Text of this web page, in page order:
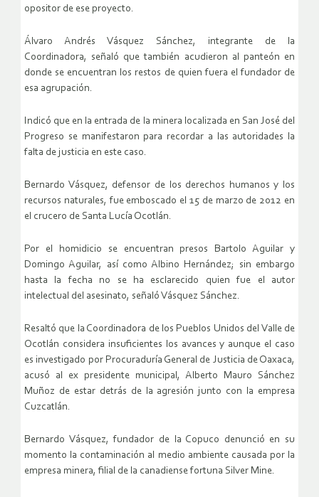
opositor de ese proyecto.
Álvaro Andrés Vásquez Sánchez, integrante de la
Coordinadora, señaló que también acudieron al panteón en
donde se encuentran los restos de quien fuera el fundador de
esa agrupación.
Indicó que en la entrada de la minera localizada en San José del
Progreso se manifestaron para recordar a las autoridades la
falta de justicia en este caso.
Bernardo Vásquez, defensor de los derechos humanos y los
recursos naturales, fue emboscado el 15 de marzo de 2o12 en
el crucero de Santa Lucía Ocotlán.
Por el homidicio se encuentran presos Bartolo Aguilar y
Domingo Aguilar, así como Albino Hernández; sin embargo
hasta la fecha no se ha esclarecido quien fue el autor
intelectual del asesinato, señaló Vásquez Sánchez.
Resaltó que la Coordinadora de los Pueblos Unidos del Valle de
Ocotlán considera insuficientes los avances y aunque el caso
es investigado por Procuraduría General de Justicia de Oaxaca,
acusó al ex presidente municipal, Alberto Mauro Sánchez
Muñoz de estar detrás de la agresión junto con la empresa
Cuzcatlán.
Bernardo Vásquez, fundador de la Copuco denunció en su
momento la contaminación al medio ambiente causada por la
empresa minera, filial de la canadiense fortuna Silver Mine.